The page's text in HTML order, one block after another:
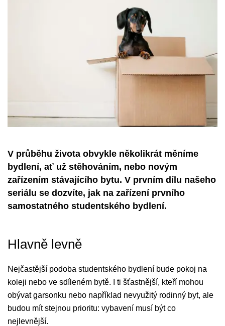
V průběhu života obvykle několikrát měníme
bydlení, ať už stěhováním, nebo novým
zařízením stávajícího bytu. V prvním dílu našeho
seriálu se dozvíte, jak na zařízení prvního
samostatného studentského bydlení.
Hlavně levně
Nejčastější podoba studentského bydlení bude pokoj na
koleji nebo ve sdíleném bytě. I ti šťastnější, kteří mohou
obývat garsonku nebo například nevyužitý rodinný byt, ale
budou mít stejnou prioritu: vybavení musí být co
nejlevnější.